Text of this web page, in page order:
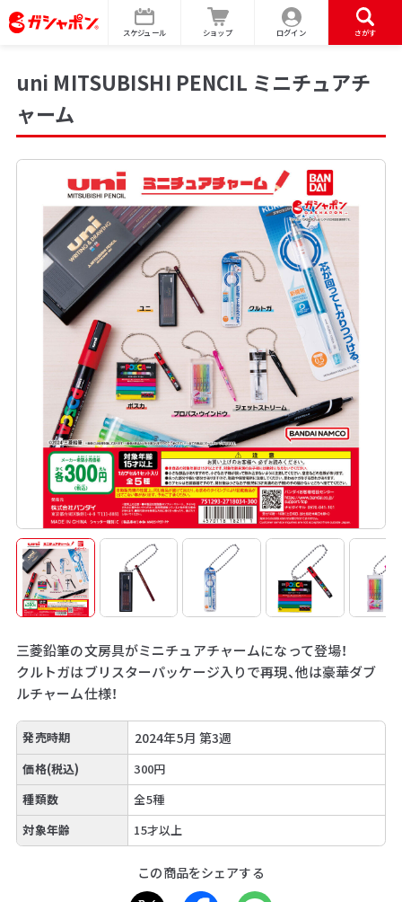
スケジュール ショップ ログイン さがす
uni MITSUBISHI PENCIL ミニチュアチ
ャーム
三菱鉛筆の文房具がミニチュアチャームになって登場！
クルトガはブリスターパッケージ入りで再現、他は豪華ダブ
ルチャーム仕様！
発売時期 2024年5月 第3週
価格(税込)
300円
種類数
全5種
対象年齢
15才以上
この商品をシェアする